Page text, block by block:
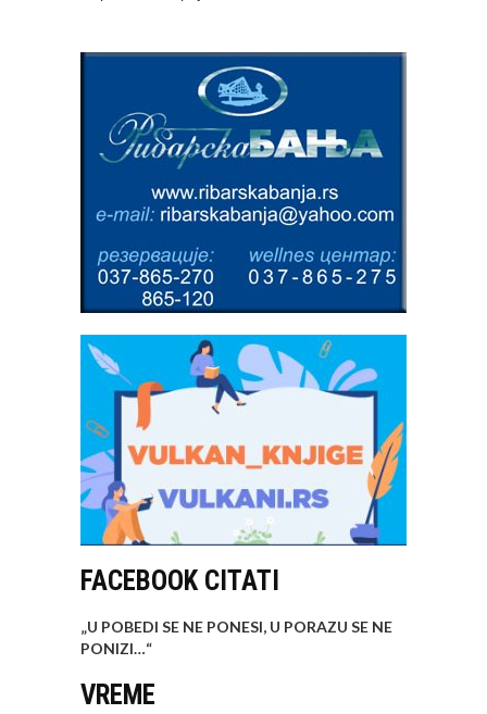
FACEBOOK CITATI
„U POBEDI SE NE PONESI, U PORAZU SE NE
PONIZI…“
VREME